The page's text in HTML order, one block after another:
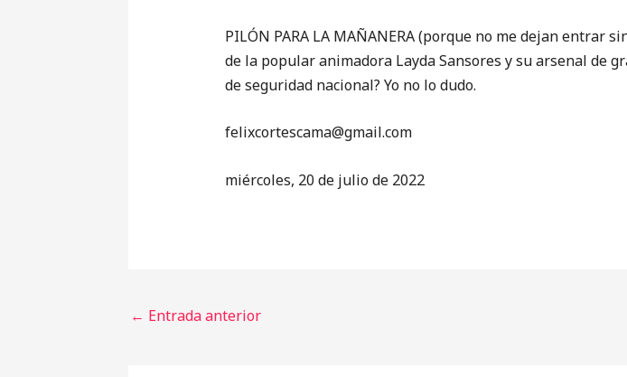
PILÓN PARA LA MAÑANERA (porque no me dejan entrar
de la popular animadora Layda Sansores y su arsenal de
de seguridad nacional? Yo no lo dudo.
‎felixcortescama@gmail.com
miércoles, 20 de julio de 2022
← Entrada anterior